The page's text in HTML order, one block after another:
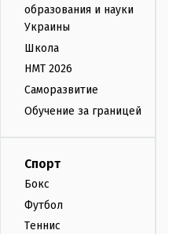
образования и науки
Украины
Школа
НМТ 2026
Саморазвитие
Обучение за границей
Спорт
Бокс
Футбол
Теннис